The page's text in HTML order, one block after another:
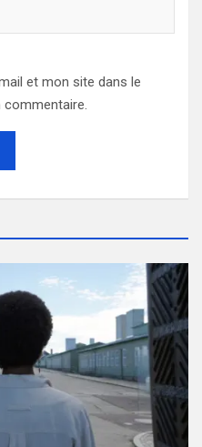
et mon site dans le
commentaire.